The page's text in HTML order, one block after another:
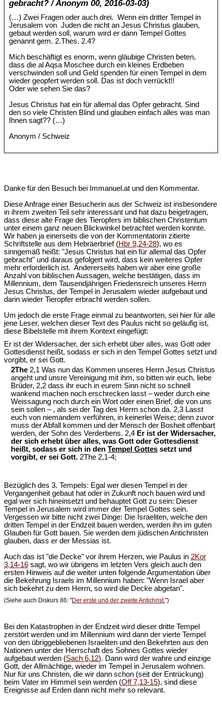
gebracht? / Anonym 00, 2016-03-03)
(…) Zwei Fragen oder auch drei. Wenn ein dritter Tempel in
Jerusalem von Juden die nicht an Jesus Christus glauben,
gebaut werden soll, warum wird er dann Tempel Gottes
genannt gem. 2.Thes. 2.4?
Mich beschäftigt es enorm, wenn gläubige Christen beten,
dass die al Aqsa Moschee durch ein kleines Erdbeben
verschwinden soll und Geld spenden für einen Tempel in dem
wieder geopfert werden soll. Das ist doch verrückt!!
Oder wie sehen Sie das?
Jesus Christus hat ein für allemal das Opfer gebracht. Sind
den so viele Christen Blind und glauben einfach alles was man
Ihnen sagt?? (…)
Anonym / Schweiz
Danke für den Besuch bei Immanuel.at und den Kommentar.
Diese Anfrage einer Besucherin aus der Schweiz ist insbesondere
in ihrem zweiten Teil sehr interessant und hat dazu beigetragen,
dass diese alte Frage des Tieropfers im biblischen Christentum
unter einem ganz neuen Blickwinkel betrachtet werden konnte.
Wir haben ja einerseits die von der Kommentatorin zitierte
Schriftstelle aus dem Hebräerbrief (Hbr 9,24-28), wo es
sinngemäß heißt: "Jesus Christus hat ein für allemal das Opfer
gebracht" und daraus gefolgert wird, dass kein weiteres Opfer
mehr erforderlich ist. Andererseits haben wir aber eine große
Anzahl von biblischen Aussagen, welche bestätigen, dass im
Millennium, dem Tausendjährigen Friedensreich unseres Herrn
Jesus Christus, der Tempel in Jerusalem wieder aufgebaut und
darin wieder Tieropfer erbracht werden sollen.
Um jedoch die erste Frage einmal zu beantworten, sei hier für alle
jene Leser, welchen dieser Text des Paulus nicht so geläufig ist,
diese Bibelstelle mit ihrem Kontext eingefügt:
Er ist der Widersacher, der sich erhebt über alles, was Gott oder
Gottesdienst heißt, sodass er sich in den Tempel Gottes setzt und
vorgibt, er sei Gott.
2The 2,1 Was nun das Kommen unseres Herrn Jesus Christus
angeht und unsre Vereinigung mit ihm, so bitten wir euch, liebe
Brüder, 2,2 dass ihr euch in eurem Sinn nicht so schnell
wankend machen noch erschrecken lasst – weder durch eine
Weissagung noch durch ein Wort oder einen Brief, die von uns
sein sollen – , als sei der Tag des Herrn schon da. 2,3 Lasst
euch von niemandem verführen, in keinerlei Weise; denn zuvor
muss der Abfall kommen und der Mensch der Bosheit offenbart
werden, der Sohn des Verderbens. 2,4 Er ist der Widersacher,
der sich erhebt über alles, was Gott oder Gottesdienst
heißt, sodass er sich in den Tempel Gottes setzt und
vorgibt, er sei Gott. 2The 2,1-4;
Bezüglich des 3. Tempels: Egal wer diesen Tempel in der
Vergangenheit gebaut hat oder in Zukunft noch bauen wird und
egal wer sich hineinsetzt und behauptet Gott zu sein: Dieser
Tempel in Jerusalem wird immer der Tempel Gottes sein.
Vergessen wir bitte nicht zwei Dinge: Die Israeliten, welche den
dritten Tempel in der Endzeit bauen werden, werden ihn im guten
Glauben für Gott bauen. Sie werden dem jüdischen Antichristen
glauben, dass er der Messias ist.
Auch das ist "die Decke" vor ihrem Herzen, wie Paulus in 2Kor
3,14-16 sagt, wo wir übrigens im letzten Vers gleich auch den
ersten Hinweis auf die weiter unten folgende Argumentation über
die Bekehrung Israels im Millennium haben: "Wenn Israel aber
sich bekehrt zu dem Herrn, so wird die Decke abgetan".
(Siehe auch Diskurs 86: "Der erste und der zweite Antichrist.")
Bei den Katastrophen in der Endzeit wird dieser dritte Tempel
zerstört werden und im Millennium wird dann der vierte Tempel
von den übriggebliebenen Israeliten und den Bekehrten aus den
Nationen unter der Herrschaft des Sohnes Gottes wieder
aufgebaut werden (Sach 6,12). Dann wird der wahre und einzige
Gott, der Allmächtige, wieder im Tempel in Jerusalem wohnen.
Nur für uns Christen, die wir dann schon (seit der Entrückung)
beim Vater im Himmel sein werden (Off 7,13-15), sind diese
Ereignisse auf Erden dann nicht mehr so relevant.